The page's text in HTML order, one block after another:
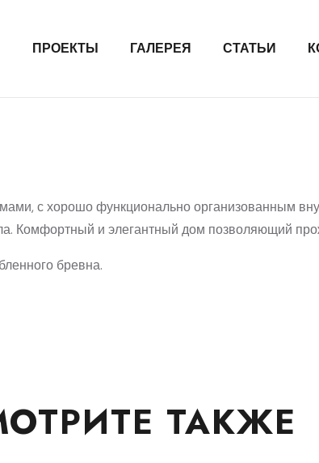
ПРОЕКТЫ ГАЛЕРЕЯ СТАТЬИ
с хорошо функционально организованным
Комфортный и элегантный дом позволяющий
бревна.
ТАКЖЕ